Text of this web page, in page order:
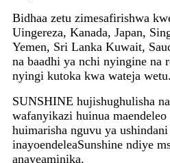
Bidhaa zetu zimesafirishwa
Uingereza, Kanada, Japan,
Yemen, Sri Lanka Kuwait,
na baadhi ya nchi nyingine na
nyingi kutoka kwa wateja wetu.
SUNSHINE hujishughulisha
wafanyikazi huinua
huimarisha nguvu ya
inayoendeleaSunshine ndiye
anayeaminika.